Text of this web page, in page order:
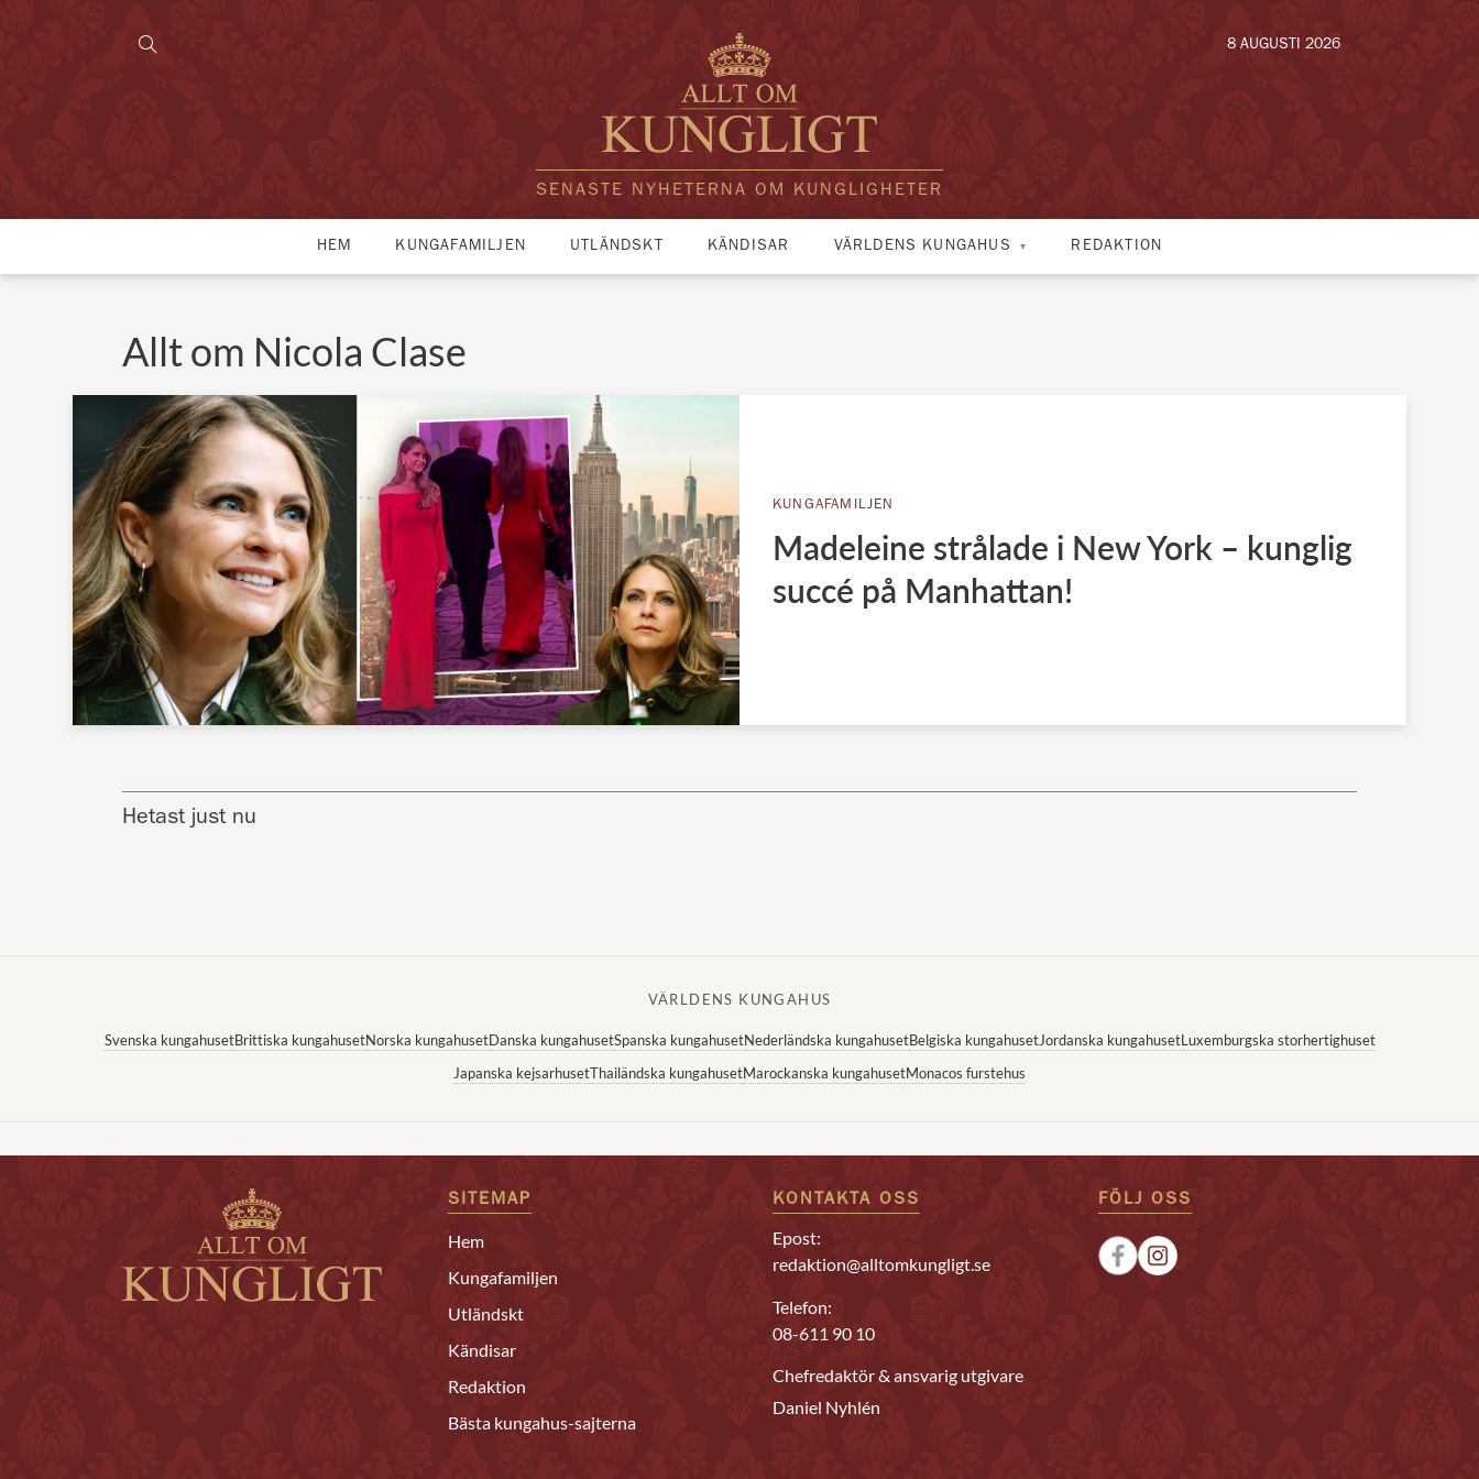
SENASTE NYHETERNA OM KUNGLIGHETER
8 AUGUSTI 2026
HEM KUNGAFAMILJEN UTLÄNDSKT KÄNDISAR VÄRLDENS KUNGAHUS REDAKTION
Allt om Nicola Clase
KUNGAFAMILJEN
Madeleine strålade i New York – kunglig
succé på Manhattan!
Hetast just nu
VÄRLDENS KUNGAHUS
Svenska kungahusetBrittiska kungahusetNorska kungahusetDanska kungahusetSpanska kungahusetNederländska kungahusetBelgiska kungahusetJordanska kungahusetLuxemburgska storhertighuset
Japanska kejsarhusetThailändska kungahusetMarockanska kungahusetMonacos furstehus
SITEMAP
Hem
Kungafamiljen
Utländskt
Kändisar
Redaktion
Bästa kungahus-sajterna
KONTAKTA OSS
Epost:
redaktion@alltomkungligt.se
Telefon:
08-611 90 10
Chefredaktör & ansvarig utgivare
Daniel Nyhlén
FÖLJ OSS